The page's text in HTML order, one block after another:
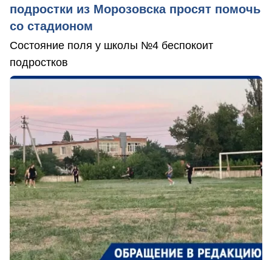
подростки из Морозовска просят помочь
со стадионом
Состояние поля у школы №4 беспокоит
подростков